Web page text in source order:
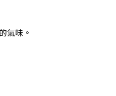
氣味。